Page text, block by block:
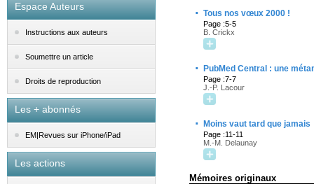
Espace Auteurs
Instructions aux auteurs
Soumettre un article
Droits de reproduction
Les + abonnés
EM|Revues sur iPhone/iPad
Les actions
· Tous nos vœux 2000 !
Page :5-5
B. Crickx
· PubMed Central : une
Page :7-7
J.-P. Lacour
· Moins vaut tard que jamais
Page :11-11
M.-M. Delaunay
Mémoires originaux